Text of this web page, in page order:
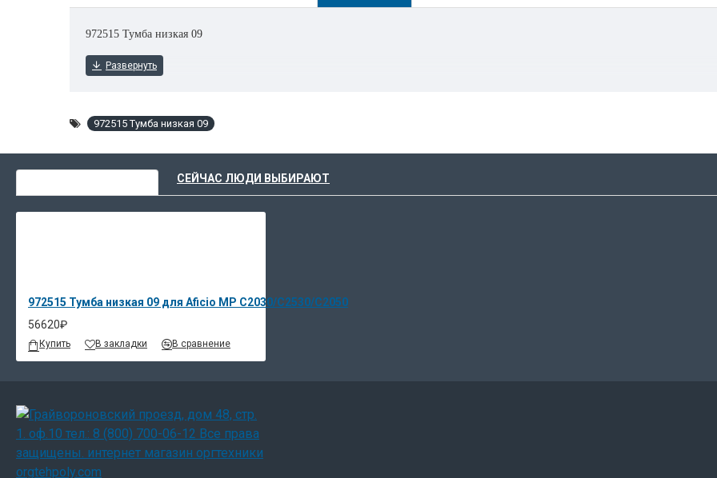
972515 Тумба низкая 09
972515 Тумба низкая 09
СЕЙЧАС ЛЮДИ ВЫБИРАЮТ
972515 Тумба низкая 09 для Aficio MP C2030/C2530/C2050
56620₽
Купить В закладки В сравнение